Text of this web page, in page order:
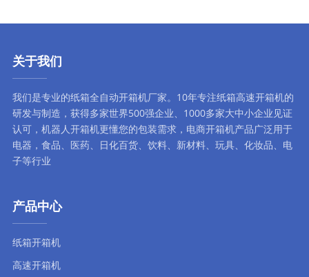
关于我们
我们是专业的纸箱全自动开箱机厂家。10年专注纸箱高速开箱机的
研发与制造，获得多家世界500强企业、1000多家大中小企业见证
认可， 机器人开箱机更懂您的包装需求， 电商开箱机产品广泛用于
电器，食品、医药、日化百货、饮料、新材料、玩具、化妆品、电
子等行业
产品中心
纸箱开箱机
高速开箱机